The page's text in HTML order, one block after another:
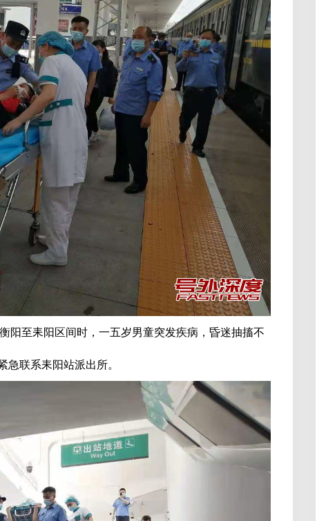
至耒阳区间时，一五岁男童突发疾病，昏迷抽搐不
急联系耒阳站派出所。